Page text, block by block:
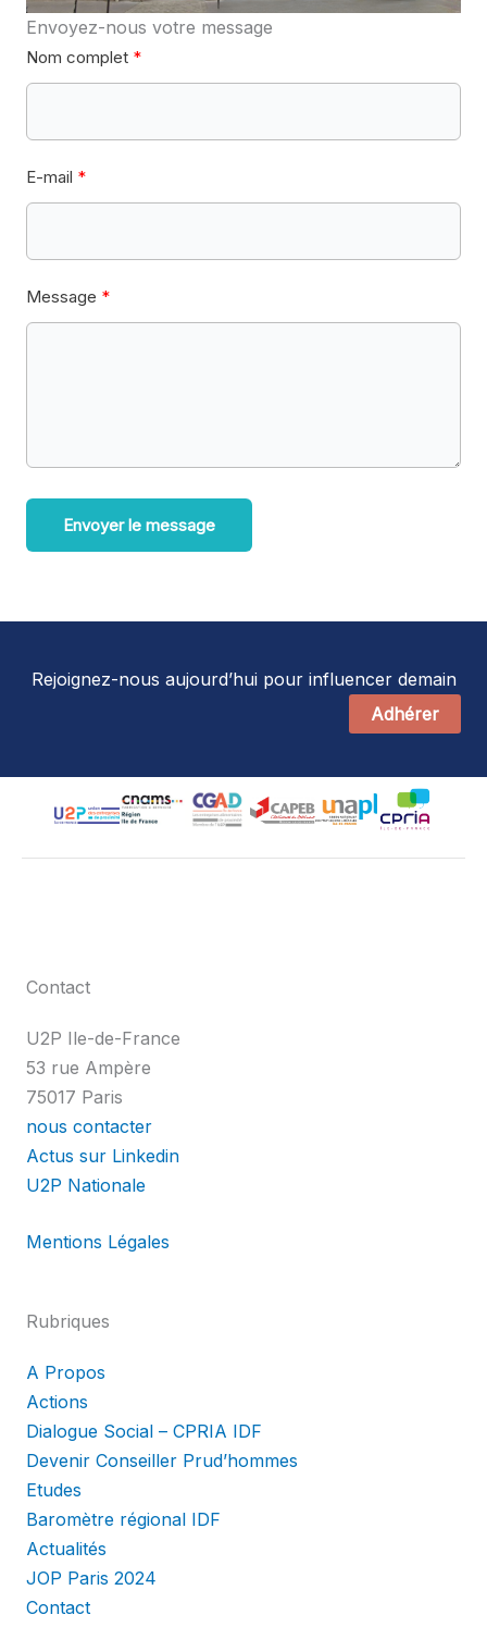
Envoyez-nous votre message
Nom complet
E-mail
Message
Envoyer le message
Rejoignez-nous aujourd’hui pour influencer demain
Adhérer
Contact
U2P Ile-de-France
53 rue Ampère
75017 Paris
nous contacter
Actus sur Linkedin
U2P Nationale
Mentions Légales
Rubriques
A Propos
Actions
Dialogue Social – CPRIA IDF
Devenir Conseiller Prud’hommes
Etudes
Baromètre régional IDF
Actualités
JOP Paris 2024
Contact